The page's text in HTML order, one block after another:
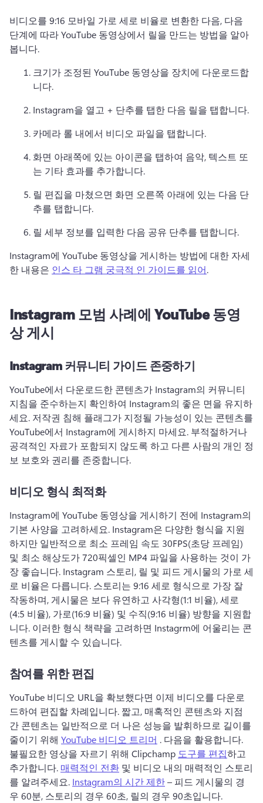
비디오를 9:16 모바일 가로 세로 비율로 변환한 다음, 다음
단계에 따라 YouTube 동영상에서 릴을 만드는 방법을 알아
봅니다.
크기가 조정된 YouTube 동영상을 장치에 다운로드합
니다.
Instagram을 열고 + 단추를 탭한 다음 릴을 탭합니다.
카메라 롤 내에서 비디오 파일을 탭합니다.
화면 아래쪽에 있는 아이콘을 탭하여 음악, 텍스트 또
는 기타 효과를 추가합니다.
릴 편집을 마쳤으면 화면 오른쪽 아래에 있는 다음 단
추를 탭합니다.
릴 세부 정보를 입력한 다음 공유 단추를 탭합니다.
Instagram에 YouTube 동영상을 게시하는 방법에 대한 자세
한 내용은 인스 타 그램 궁극적 인 가이드를 읽어.
Instagram 모범 사례에 YouTube 동영
상 게시
Instagram 커뮤니티 가이드 존중하기
YouTube에서 다운로드한 콘텐츠가 Instagram의 커뮤니티
지침을 준수하는지 확인하여 Instagram의 좋은 면을 유지하
세요. 저작권 침해 플래그가 지정될 가능성이 있는 콘텐츠를
YouTube에서 Instagram에 게시하지 마세요. 부적절하거나
공격적인 자료가 포함되지 않도록 하고 다른 사람의 개인 정
보 보호와 권리를 존중합니다.
비디오 형식 최적화
Instagram에 YouTube 동영상을 게시하기 전에 Instagram의
기본 사양을 고려하세요. Instagram은 다양한 형식을 지원
하지만 일반적으로 최소 프레임 속도 30FPS(초당 프레임)
및 최소 해상도가 720픽셀인 MP4 파일을 사용하는 것이 가
장 좋습니다. Instagram 스토리, 릴 및 피드 게시물의 가로 세
로 비율은 다릅니다. 스토리는 9:16 세로 형식으로 가장 잘
작동하며, 게시물은 보다 유연하고 사각형(1:1 비율), 세로
(4:5 비율), 가로(16:9 비율) 및 수직(9:16 비율) 방향을 지원합
니다. 이러한 형식 책략을 고려하면 Instagrm에 어울리는 콘
텐츠를 게시할 수 있습니다.
참여를 위한 편집
YouTube 비디오 URL을 확보했다면 이제 비디오를 다운로
드하여 편집할 차례입니다. 짧고, 매혹적인 콘텐츠와 지점
간 콘텐츠는 일반적으로 더 나은 성능을 발휘하므로 길이를
줄이기 위해 YouTube 비디오 트리머 . 다음을 활용합니다.
불필요한 영상을 자르기 위해 Clipchamp 도구를 편집하고
추가합니다. 매력적인 전환 및 비디오 내의 매력적인 스토리
를 알려주세요. Instagram의 시간 제한 – 피드 게시물의 경
우 60분, 스토리의 경우 60초, 릴의 경우 90초입니다.